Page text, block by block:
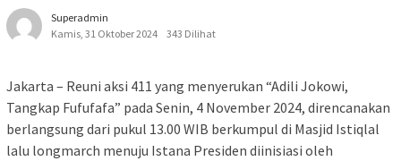
Superadmin
Kamis, 31 Oktober 2024
343 Dilihat
Jakarta – Reuni aksi 411 yang menyerukan “Adili Jokowi,
Tangkap Fufufafa” pada Senin, 4 November 2024, direncanakan
berlangsung dari pukul 13.00 WIB berkumpul di Masjid Istiqlal
lalu longmarch menuju Istana Presiden diinisiasi oleh